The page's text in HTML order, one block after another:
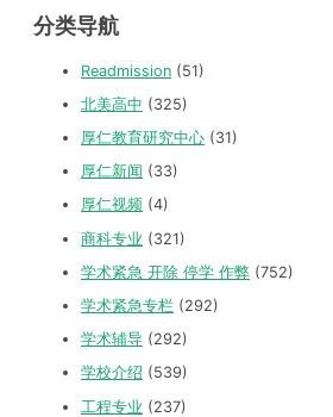
分类导航
Readmission (51)
北美高中 (325)
厚仁教育研究中心 (31)
厚仁新闻 (33)
厚仁视频 (4)
商科专业 (321)
学术紧急 开除 停学 作弊 (752)
学术紧急专栏 (292)
学术辅导 (292)
学校介绍 (539)
工程专业 (237)